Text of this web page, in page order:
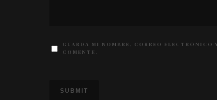
GUARDA MI NOMBRE, CORREO ELECTRÓNICO
COMENTE.